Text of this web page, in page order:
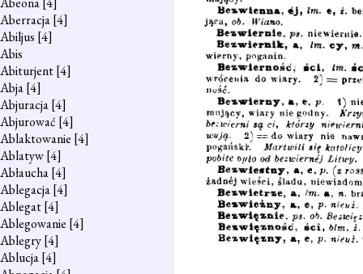
Aberracja[4]
Abiljus [4]
Abis
Abiturjent[4]
Abja[4]
Abjuracja[4]
Abjurować [4]
Ablaktowanie [4]
Ablatyw[4]
Abłaucha[4]
Ablegacja[4]
Ablegat[4]
Ablegowanie [4]
Ablegry[4]
Ablucja[4]